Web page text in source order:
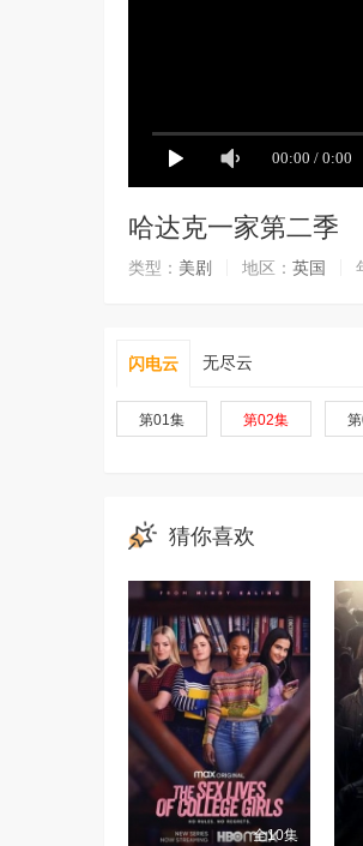
哈达克一家第二季
类型： 美剧 地区： 英国
闪电云 无尽云
第01集 第02集
猜你喜欢
全10集